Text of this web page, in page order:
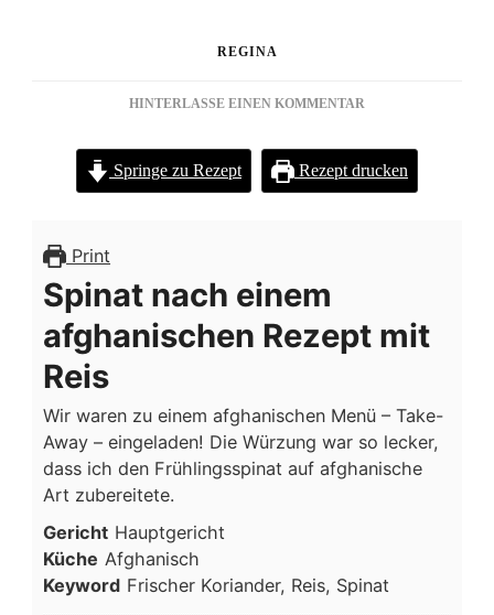
REGINA
HINTERLASSE EINEN KOMMENTAR
MAL
SCHÄRFER
GEWÜRZT
Springe zu Rezept Rezept drucken
Print
Spinat nach einem
afghanischen Rezept mit
Reis
Wir waren zu einem afghanischen Menü – Take-
Away – eingeladen! Die Würzung war so lecker,
dass ich den Frühlingsspinat auf afghanische
Art zubereitete.
Gericht Hauptgericht
Küche Afghanisch
Keyword Frischer Koriander, Reis, Spinat